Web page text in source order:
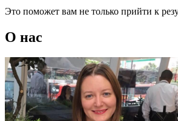
Это поможет вам не только прийти к
О нас